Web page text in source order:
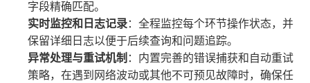
字段精确匹配。
实时监控和日志记录：全程监控每个环节操作状态，并
保留详细日志以便于后续查询和问题追踪。
异常处理与重试机制：内置完善的错误捕获和自动重试
策略，在遇到网络波动或其他不可预见故障时，确保任